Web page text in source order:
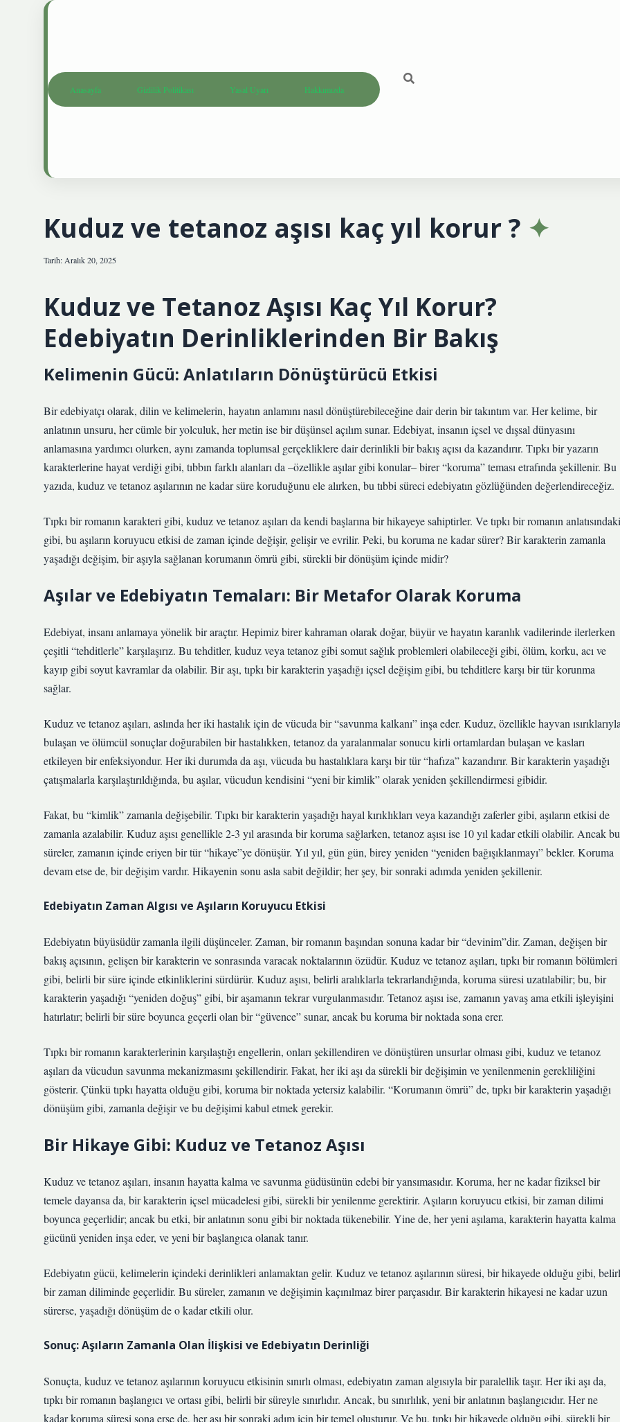
Anasayfa Gizlilik Politikası Yasal Uyarı Hakkımızda
Kuduz ve tetanoz aşısı kaç yıl korur ?
Tarih: Aralık 20, 2025
Kuduz ve Tetanoz Aşısı Kaç Yıl Korur?
Edebiyatın Derinliklerinden Bir Bakış
Kelimenin Gücü: Anlatıların Dönüştürücü Etkisi
Bir edebiyatçı olarak, dilin ve kelimelerin, hayatın anlamını nasıl dönüştürebileceğine dair derin bir takıntım var. Her kelime, bir
anlatının unsuru, her cümle bir yolculuk, her metin ise bir düşünsel açılım sunar. Edebiyat, insanın içsel ve dışsal dünyasını
anlamasına yardımcı olurken, aynı zamanda toplumsal gerçekliklere dair derinlikli bir bakış açısı da kazandırır. Tıpkı bir yazarın
karakterlerine hayat verdiği gibi, tıbbın farklı alanları da –özellikle aşılar gibi konular– birer “koruma” teması etrafında şekillenir. Bu
yazıda, kuduz ve tetanoz aşılarının ne kadar süre koruduğunu ele alırken, bu tıbbi süreci edebiyatın gözlüğünden değerlendireceğiz.
Tıpkı bir romanın karakteri gibi, kuduz ve tetanoz aşıları da kendi başlarına bir hikayeye sahiptirler. Ve tıpkı bir romanın anlatısındaki
gibi, bu aşıların koruyucu etkisi de zaman içinde değişir, gelişir ve evrilir. Peki, bu koruma ne kadar sürer? Bir karakterin zamanla
yaşadığı değişim, bir aşıyla sağlanan korumanın ömrü gibi, sürekli bir dönüşüm içinde midir?
Aşılar ve Edebiyatın Temaları: Bir Metafor Olarak Koruma
Edebiyat, insanı anlamaya yönelik bir araçtır. Hepimiz birer kahraman olarak doğar, büyür ve hayatın karanlık vadilerinde ilerlerken
çeşitli “tehditlerle” karşılaşırız. Bu tehditler, kuduz veya tetanoz gibi somut sağlık problemleri olabileceği gibi, ölüm, korku, acı ve
kayıp gibi soyut kavramlar da olabilir. Bir aşı, tıpkı bir karakterin yaşadığı içsel değişim gibi, bu tehditlere karşı bir tür korunma
sağlar.
Kuduz ve tetanoz aşıları, aslında her iki hastalık için de vücuda bir “savunma kalkanı” inşa eder. Kuduz, özellikle hayvan
bulaşan ve ölümcül sonuçlar doğurabilen bir hastalıkken, tetanoz da yaralanmalar sonucu kirli ortamlardan bulaşan ve kasları
etkileyen bir enfeksiyondur. Her iki durumda da aşı, vücuda bu hastalıklara karşı bir tür “hafıza” kazandırır. Bir karakterin yaşadığı
çatışmalarla karşılaştırıldığında, bu aşılar, vücudun kendisini “yeni bir kimlik” olarak yeniden şekillendirmesi gibidir.
Fakat, bu “kimlik” zamanla değişebilir. Tıpkı bir karakterin yaşadığı hayal kırıklıkları veya kazandığı zaferler gibi, aşıların etkisi de
zamanla azalabilir. Kuduz aşısı genellikle 2-3 yıl arasında bir koruma sağlarken, tetanoz aşısı ise 10 yıl kadar etkili olabilir. Ancak bu
süreler, zamanın içinde eriyen bir tür “hikaye”ye dönüşür. Yıl yıl, gün gün, birey yeniden “yeniden bağışıklanmayı” bekler. Koruma
devam etse de, bir değişim vardır. Hikayenin sonu asla sabit değildir; her şey, bir sonraki adımda yeniden şekillenir.
Edebiyatın Zaman Algısı ve Aşıların Koruyucu Etkisi
Edebiyatın büyüsüdür zamanla ilgili düşünceler. Zaman, bir romanın başından sonuna kadar bir “devinim”dir. Zaman, değişen bir
bakış açısının, gelişen bir karakterin ve sonrasında varacak noktalarının özüdür. Kuduz ve tetanoz aşıları, tıpkı bir romanın bölümleri
gibi, belirli bir süre içinde etkinliklerini sürdürür. Kuduz aşısı, belirli aralıklarla tekrarlandığında, koruma süresi uzatılabilir; bu, bir
karakterin yaşadığı “yeniden doğuş” gibi, bir aşamanın tekrar vurgulanmasıdır. Tetanoz aşısı ise, zamanın yavaş ama etkili işleyişini
hatırlatır; belirli bir süre boyunca geçerli olan bir “güvence” sunar, ancak bu koruma bir noktada sona erer.
Tıpkı bir romanın karakterlerinin karşılaştığı engellerin, onları şekillendiren ve dönüştüren unsurlar olması gibi, kuduz ve tetanoz
aşıları da vücudun savunma mekanizmasını şekillendirir. Fakat, her iki aşı da sürekli bir değişimin ve yenilenmenin gerekliliğini
gösterir. Çünkü tıpkı hayatta olduğu gibi, koruma bir noktada yetersiz kalabilir. “Korumanın ömrü” de, tıpkı bir karakterin yaşadığı
dönüşüm gibi, zamanla değişir ve bu değişimi kabul etmek gerekir.
Bir Hikaye Gibi: Kuduz ve Tetanoz Aşısı
Kuduz ve tetanoz aşıları, insanın hayatta kalma ve savunma güdüsünün edebi bir yansımasıdır. Koruma, her ne kadar fiziksel bir
temele dayansa da, bir karakterin içsel mücadelesi gibi, sürekli bir yenilenme gerektirir. Aşıların koruyucu etkisi, bir zaman dilimi
boyunca geçerlidir; ancak bu etki, bir anlatının sonu gibi bir noktada tükenebilir. Yine de, her yeni aşılama, karakterin hayatta kalma
gücünü yeniden inşa eder, ve yeni bir başlangıca olanak tanır.
Edebiyatın gücü, kelimelerin içindeki derinlikleri anlamaktan gelir. Kuduz ve tetanoz aşılarının süresi, bir hikayede olduğu gibi,
bir zaman diliminde geçerlidir. Bu süreler, zamanın ve değişimin kaçınılmaz birer parçasıdır. Bir karakterin hikayesi ne kadar uzun
sürerse, yaşadığı dönüşüm de o kadar etkili olur.
Sonuç: Aşıların Zamanla Olan İlişkisi ve Edebiyatın Derinliği
Sonuçta, kuduz ve tetanoz aşılarının koruyucu etkisinin sınırlı olması, edebiyatın zaman algısıyla bir paralellik taşır. Her iki aşı da,
tıpkı bir romanın başlangıcı ve ortası gibi, belirli bir süreyle sınırlıdır. Ancak, bu sınırlılık, yeni bir anlatının başlangıcıdır. Her ne
kadar koruma süresi sona erse de, her aşı bir sonraki adım için bir temel oluşturur. Ve bu, tıpkı bir hikayede olduğu gibi, sürekli bir